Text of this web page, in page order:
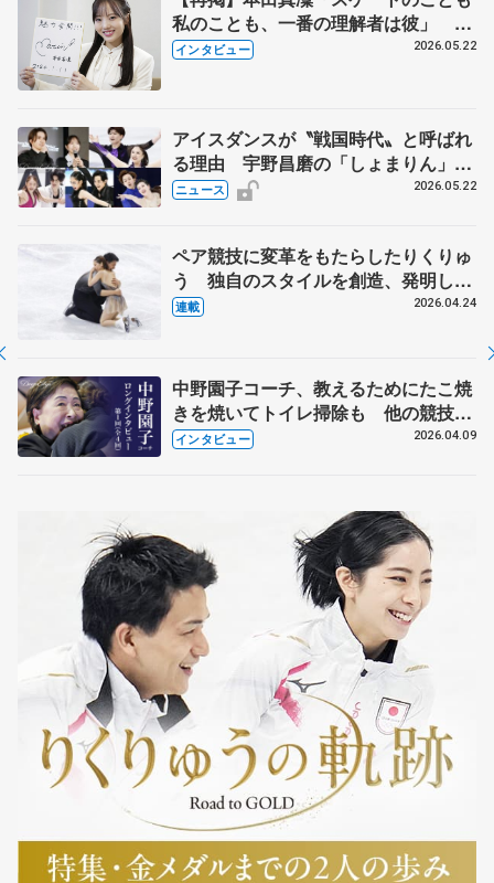
私のことも、一番の理解者は彼」 引
退時の単独インタビューで語った競技
インタビュー 2026.05.22
アイスダンスが〝戦国時代〟と呼ばれ
る理由 宇野昌磨の「しょまりん」ら
実力者が相次いで参戦 国内の競争激
ニュース 2026.05.22
ペア競技に変革をもたらしたりくりゅ
う 独自のスタイルを創造、発明した
【引退発表後②】
連載 2026.04.24
中野園子コーチ、教えるためにたこ焼
きを焼いてトイレ掃除も 他の競技に
も通用するという坂本花織の筋肉
インタビュー 2026.04.09